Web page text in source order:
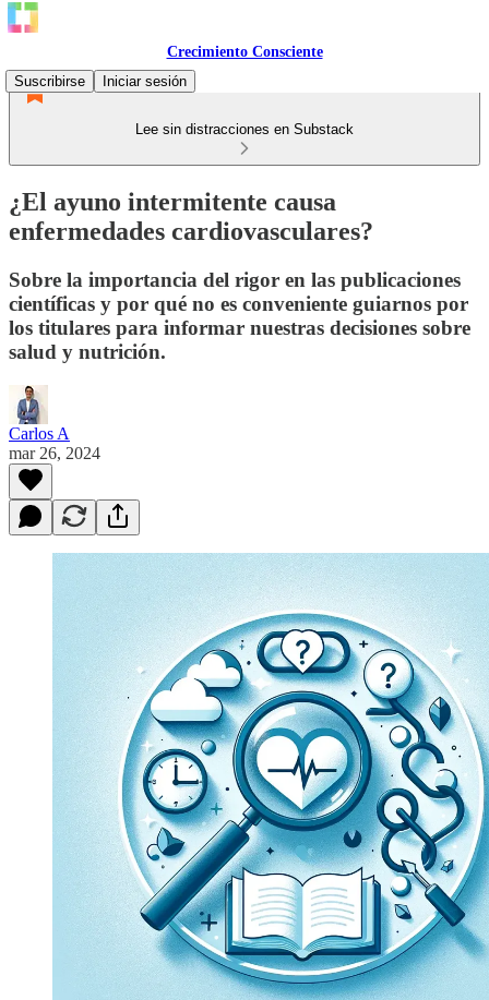
Crecimiento Consciente
Suscribirse
Iniciar sesión
Lee sin distracciones en Substack
¿El ayuno intermitente causa
enfermedades cardiovasculares?
Sobre la importancia del rigor en las publicaciones
científicas y por qué no es conveniente guiarnos por
los titulares para informar nuestras decisiones sobre
salud y nutrición.
Carlos A
mar 26, 2024